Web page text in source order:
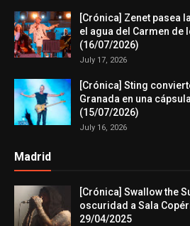
[Crónica] Zenet pasea
el agua del Carmen de
(16/07/2026)
July 17, 2026
[Crónica] Sting
Granada en una
(15/07/2026)
July 16, 2026
Madrid
[Crónica] Swallow the
oscuridad a Sala
29/04/2025